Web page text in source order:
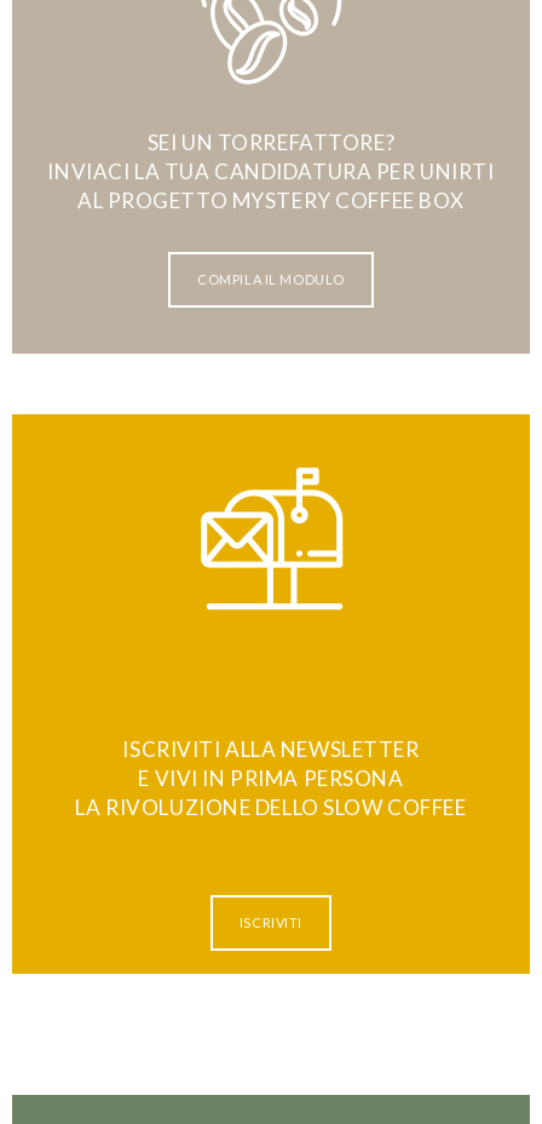
SEI UN TORREFATTORE?
INVIACI LA TUA CANDIDATURA PER UNIRTI
AL PROGETTO MYSTERY COFFEE BOX
COMPILA IL MODULO
ISCRIVITI ALLA NEWSLETTER
E VIVI IN PRIMA PERSONA
LA RIVOLUZIONE DELLO SLOW COFFEE
ISCRIVITI